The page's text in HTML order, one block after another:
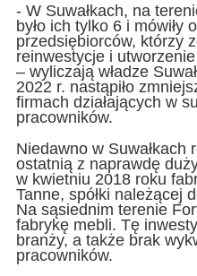
- W Suwałkach, na
było ich tylko 6 i mówiły
przedsiębiorców, którzy
reinwestycje i
– wyliczają władze
2022 r. nastąpiło
firmach działających w
pracowników.
Niedawno w Suwałkach
ostatnią z naprawdę
w kwietniu 2018 roku
Tanne, spółki należącej
Na sąsiednim terenie
fabrykę mebli. Tę
branży, a także brak
pracowników.